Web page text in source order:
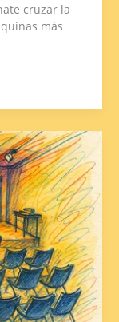
cruzar la
más